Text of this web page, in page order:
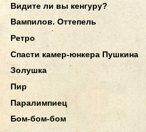
Видите ли вы кенгуру?
Вампилов. Оттепель
Ретро
Спасти камер-юнкера Пушкина
Золушка
Пир
Паралимпиец
Бом-бом-бом